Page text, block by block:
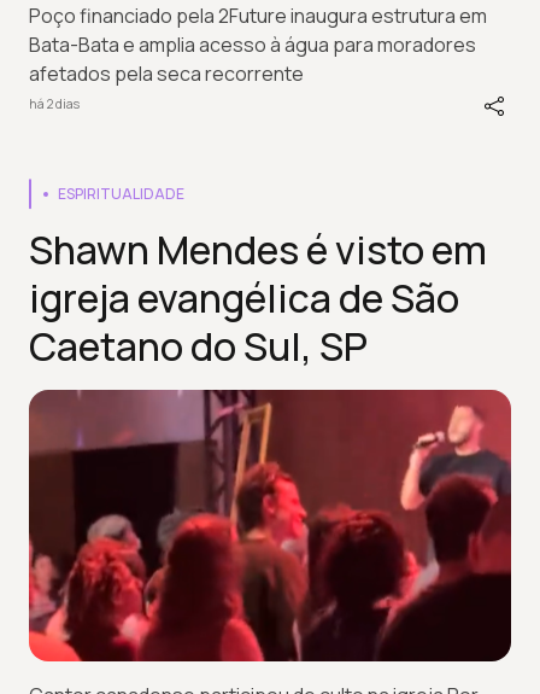
Poço financiado pela 2Future inaugura estrutura em
Bata-Bata e amplia acesso à água para moradores
afetados pela seca recorrente
há 2 dias
ESPIRITUALIDADE
Shawn Mendes é visto em
igreja evangélica de São
Caetano do Sul, SP